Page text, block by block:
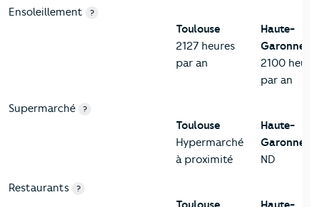
Ensoleillement ?
Toulouse
2127 heures
par an
Haute-
Garonne
2100
par an
Supermarché ?
Toulouse
Hypermarché
à proximité
Haute-
Garonne
ND
Restaurants ?